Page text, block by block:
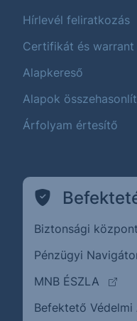
Hírlevél feliratkozás
Certifikát és warrant
Alapkereső
Alapok
Árfolyam értesítő
Biztonsági központ
Pénzügyi
MNB ÉSZLA
Befektető Védelmi